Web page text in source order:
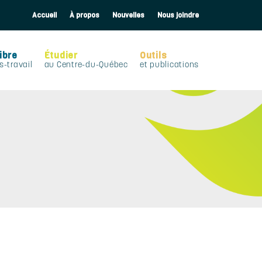
Accueil À propos Nouvelles Nous joindre
travail
Étudier
au Centre-du-Québec
Outils
et publications